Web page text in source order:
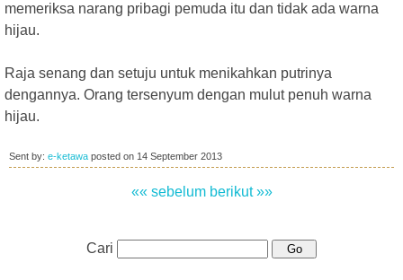
memeriksa narang pribagi pemuda itu dan tidak ada warna
hijau.
Raja senang dan setuju untuk menikahkan putrinya
dengannya. Orang tersenyum dengan mulut penuh warna
hijau.
Sent by: e-ketawa posted on 14 September 2013
«« sebelum berikut »»
Cari